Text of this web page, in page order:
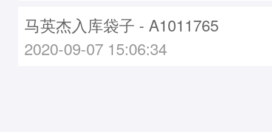
马英杰入库袋子 - A1011765
2020-09-07 15:06:34